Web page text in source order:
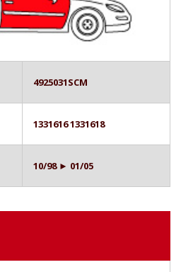
4925031SCM
1331616 1331618
10/98 ► 01/05